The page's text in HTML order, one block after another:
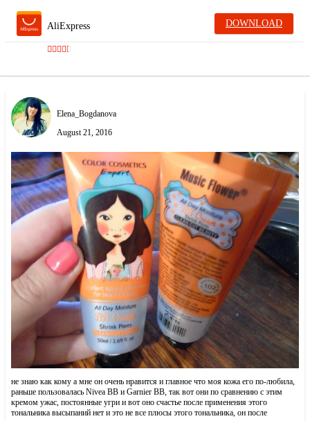
AliExpress DOWNLOAD
Elena_Bogdanova
August 21, 2016
не знаю как кому а мне он очень нравится и главное что моя кожа его по-любила,
раньше пользовалась Nivea BB и Garnier BB, так вот они по сравнению с этим
кремом ужас, постоянные угри и вот оно счастье после применения этого
тональника высыпаний нет и это не все плюсы этого тональника, он после